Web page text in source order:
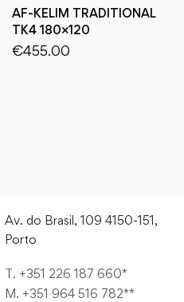
AF-KELIM TRADITIONAL
TK4 180×120
€455.00
Av. do Brasil, 109 4150-151,
Porto
T. +351 226 187 660*
M. +351 964 516 782**